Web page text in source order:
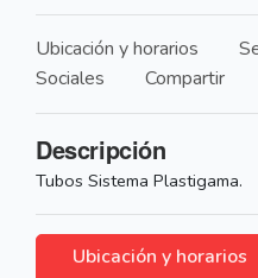
Ubicación y horarios
Sociales
Compartir
Descripción
Tubos Sistema Plastigama.
Ubicación y horarios